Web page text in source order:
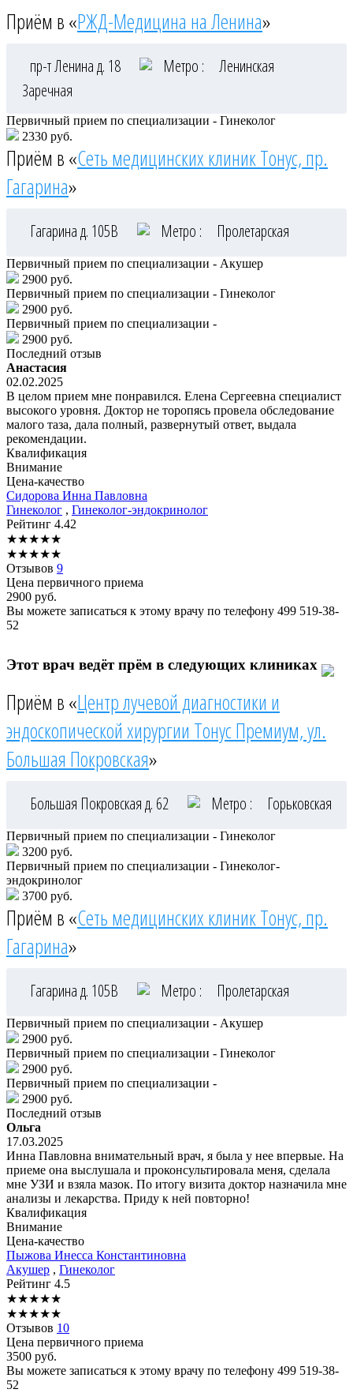
Приём в «РЖД-Медицина на Ленина»
пр-т Ленина д. 18 Метро :
Ленинская
Заречная
Первичный прием по специализации - Гинеколог
2330 руб.
Приём в «Сеть медицинских клиник Тонус, пр.
Гагарина»
Гагарина д. 105В Метро : Пролетарская
Первичный прием по специализации - Акушер
2900 руб.
Первичный прием по специализации - Гинеколог
2900 руб.
Первичный прием по специализации -
2900 руб.
Последний отзыв
Анастасия
02.02.2025
В целом прием мне понравился. Елена Сергеевна специалист
высокого уровня. Доктор не торопясь провела обследование
малого таза, дала полный, развернутый ответ, выдала
рекомендации.
Квалификация
Внимание
Цена-качество
Сидорова Инна Павловна
Гинеколог , Гинеколог-эндокринолог
Рейтинг 4.42
★★★★★
★★★★★
Отзывов 9
Цена первичного приема
2900 руб.
Вы можете записаться к этому врачу по телефону 499 519-38-
52
Этот врач ведёт прём в следующих клиниках
Приём в «Центр лучевой диагностики и
эндоскопической хирургии Тонус Премиум, ул.
Большая Покровская»
Большая Покровская д. 62 Метро : Горьковская
Первичный прием по специализации - Гинеколог
3200 руб.
Первичный прием по специализации - Гинеколог-
эндокринолог
3700 руб.
Приём в «Сеть медицинских клиник Тонус, пр.
Гагарина»
Гагарина д. 105В Метро : Пролетарская
Первичный прием по специализации - Акушер
2900 руб.
Первичный прием по специализации - Гинеколог
2900 руб.
Первичный прием по специализации -
2900 руб.
Последний отзыв
Ольга
17.03.2025
Инна Павловна внимательный врач, я была у нее впервые. На
приеме она выслушала и проконсультировала меня, сделала
мне УЗИ и взяла мазок. По итогу визита доктор назначила мне
анализы и лекарства. Приду к ней повторно!
Квалификация
Внимание
Цена-качество
Пыжова Инесса Константиновна
Акушер , Гинеколог
Рейтинг 4.5
★★★★★
★★★★★
Отзывов 10
Цена первичного приема
3500 руб.
Вы можете записаться к этому врачу по телефону 499 519-38-
52